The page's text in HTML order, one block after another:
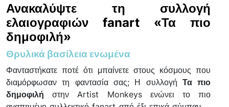
Ανακαλύψτε τη συλλογή
ελαιογραφιών fanart «Τα πιο
δημοφιλή»
Θρυλικά βασίλεια ενωμένα
Φανταστήκατε ποτέ ότι μπαίνετε στους κόσμους που
διαμόρφωσαν τη φαντασία σας; Η συλλογή Τα πιο
δημοφιλή στην Artist Monkeys ενώνει το πιο